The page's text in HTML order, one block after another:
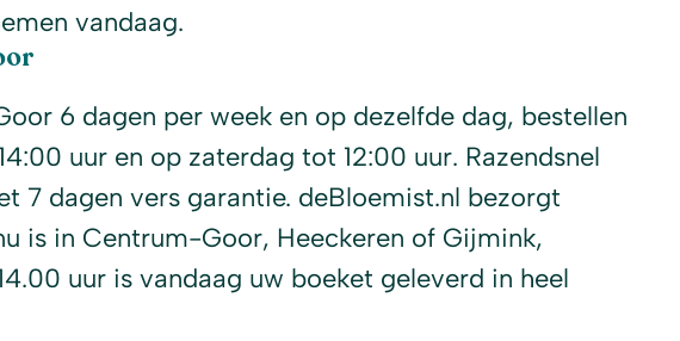
vandaag.
6 dagen per week en op dezelfde dag, bestellen
uur en op zaterdag tot 12:00 uur. Razendsnel
7 dagen vers garantie. deBloemist.nl bezorgt
is in Centrum-Goor, Heeckeren of Gijmink,
uur is vandaag uw boeket geleverd in heel